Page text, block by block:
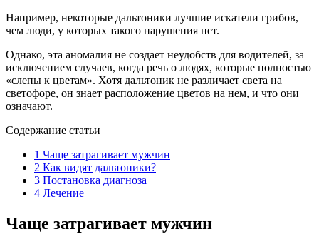
Например, некоторые дальтоники лучшие искатели грибов,
чем люди, у которых такого нарушения нет.
Однако, эта аномалия не создает неудобств для водителей, за
исключением случаев, когда речь о людях, которые полностью
«слепы к цветам». Хотя дальтоник не различает света на
светофоре, он знает расположение цветов на нем, и что они
означают.
Содержание статьи
1 Чаще затрагивает мужчин
2 Как видят дальтоники?
3 Постановка диагноза
4 Лечение
Чаще затрагивает мужчин